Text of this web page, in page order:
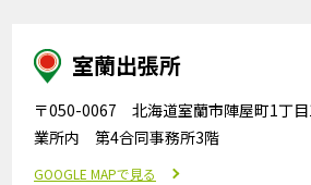
室蘭出張所
〒050-0067 北海道室蘭市陣屋町1丁目
業所内 第4合同事務所3階
GOOGLE MAPで見る